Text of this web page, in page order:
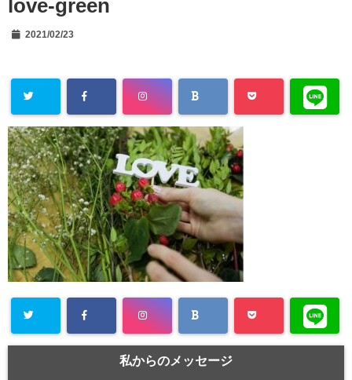
love-green
2021/02/23
私からのメッセージ